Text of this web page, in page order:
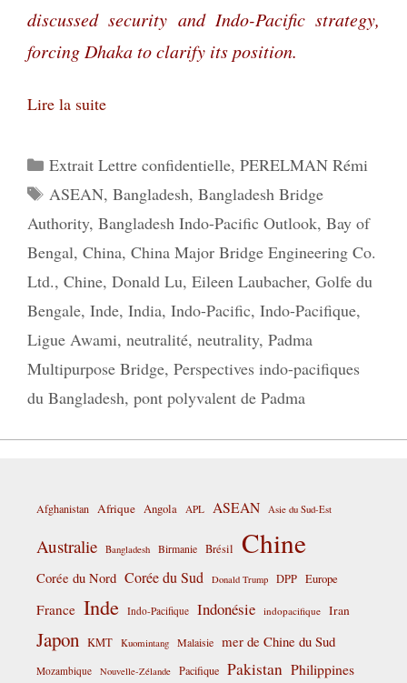
discussed security and Indo-Pacific strategy,
forcing Dhaka to clarify its position.
Lire la suite
Catégories
Extrait Lettre confidentielle, PERELMAN Rémi
Étiquettes
ASEAN, Bangladesh, Bangladesh Bridge
Authority, Bangladesh Indo-Pacific Outlook, Bay of
Bengal, China, China Major Bridge Engineering Co.
Ltd., Chine, Donald Lu, Eileen Laubacher, Golfe du
Bengale, Inde, India, Indo-Pacific, Indo-Pacifique,
Ligue Awami, neutralité, neutrality, Padma
Multipurpose Bridge, Perspectives indo-pacifiques
du Bangladesh, pont polyvalent de Padma
Afghanistan Afrique Angola APL ASEAN Asie du Sud-Est
Australie Bangladesh Birmanie Brésil Chine
Corée du Nord Corée du Sud Donald Trump DPP Europe
France Inde Indo-Pacifique Indonésie indopacifique Iran
Japon KMT Kuomintang Malaisie mer de Chine du Sud
Mozambique Nouvelle-Zélande Pacifique Pakistan Philippines